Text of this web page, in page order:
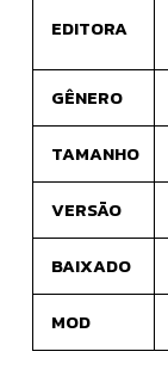
EDITORA
GÊNERO
TAMANHO
VERSÃO
BAIXADO
MOD